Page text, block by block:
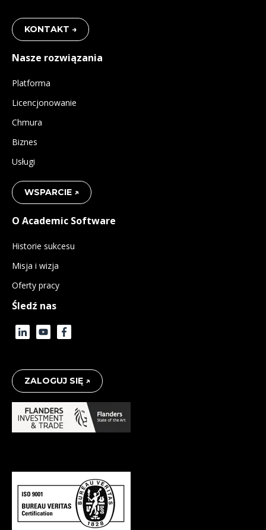
KONTAKT →
Nasze rozwiązania
Platforma
Licencjonowanie
Chmura
Biznes
Usługi
WSPARCIE ↗
O Academic Software
Historie sukcesu
Misja i wizja
Oferty pracy
Śledź nas
ZALOGUJ SIĘ ↗